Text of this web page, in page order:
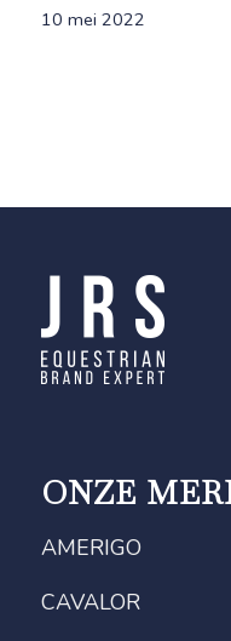
10 mei 2022
ONZE
AMERIGO
CAVALOR